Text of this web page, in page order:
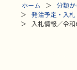
ホーム
分類か
発注予定・入
入札情報／令